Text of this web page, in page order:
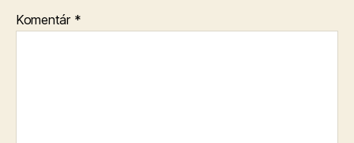
Komentár *